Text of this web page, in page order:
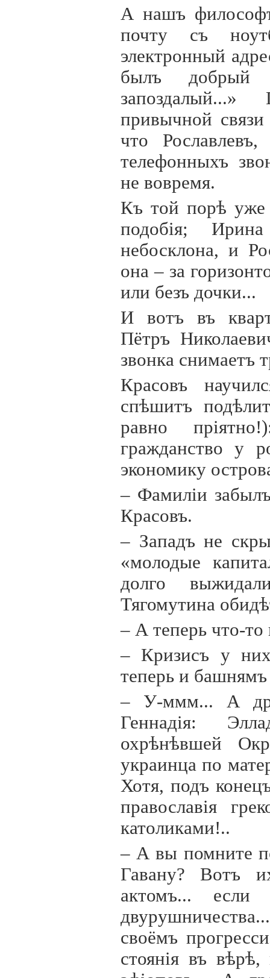
А нашъ
почту съ
электронный
былъ добрый
привычной
что
телефонныхъ
не вовремя.
Къ той порѣ уже
подобiя; Ирина
небосклона, и
она – за
или безъ дочки...
И вотъ въ
Пётръ
звонка снимаетъ
Красовъ
спѣшитъ
равно прi
гражданство у
экономику
– Фамилiи
Красовъ.
– Западъ не
«молодые
долго
Тягомутина
– А теперь что-
– Кризисъ у
теперь и
– У-ммм... А
Геннадiя:
охрѣнѣвшей
украинца по
Хотя, подъ
православiя
католиками!..
– А вы помните
Гавану? Вотъ
актомъ... если
своёмъ
стоянiя въ вѣрѣ,